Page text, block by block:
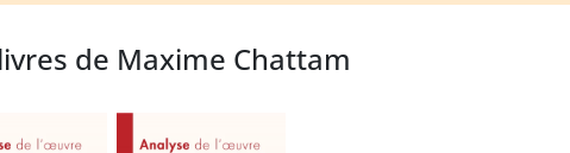
de Maxime Chattam